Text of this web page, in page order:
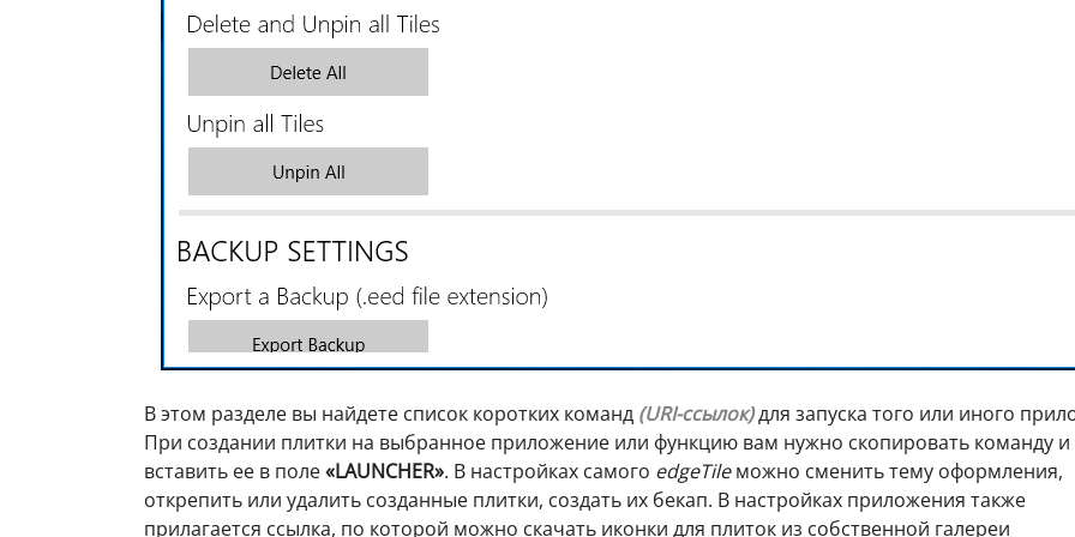
В этом разделе вы найдете список коротких команд (URI-ссылок)для запуска того или иного
При создании плитки на выбранное приложение или функцию вам нужно скопировать команду и
вставить ее в поле«LAUNCHER». В настройках самого edgeTileможно сменить тему оформления,
открепить или удалить созданные плитки, создать их бекап. В настройках приложения также
прилагается ссылка, по которой можно скачать иконки для плиток из собственной галереи